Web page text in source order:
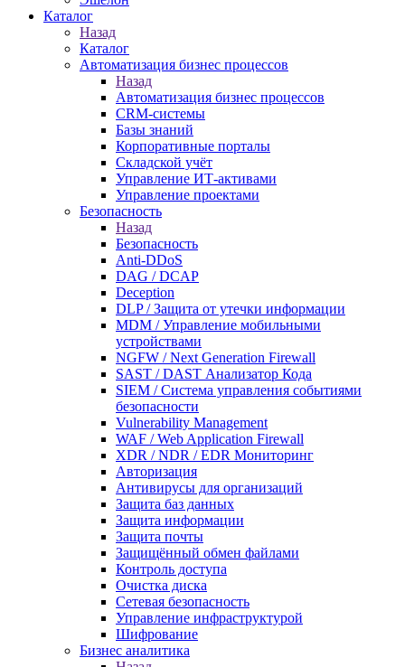
Каталог
Назад
Каталог
Автоматизация бизнес процессов
Назад
Автоматизация бизнес процессов
CRM-системы
Базы знаний
Корпоративные порталы
Складской учёт
Управление ИТ-активами
Управление проектами
Безопасность
Назад
Безопасность
Anti-DDoS
DAG / DCAP
Deception
DLP / Защита от утечки информации
MDM / Управление мобильными
устройствами
NGFW / Next Generation Firewall
SAST / DAST Анализатор Кода
SIEM / Система управления событиями
безопасности
Vulnerability Management
WAF / Web Application Firewall
XDR / NDR / EDR Мониторинг
Авторизация
Антивирусы для организаций
Защита баз данных
Защита информации
Защита почты
Защищённый обмен файлами
Контроль доступа
Очистка диска
Сетевая безопасность
Управление инфраструктурой
Шифрование
Бизнес аналитика